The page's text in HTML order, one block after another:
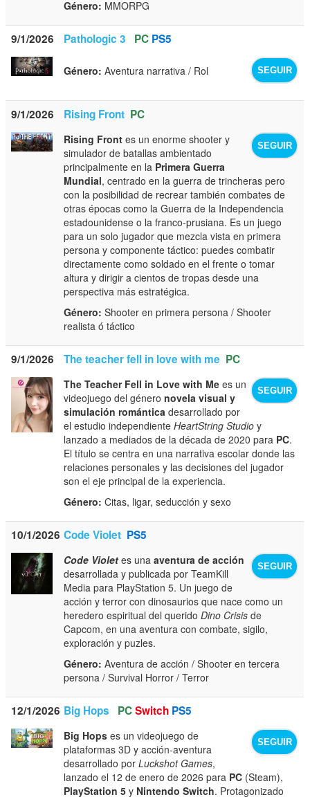
Género: MMORPG
9/1/2026 Pathologic 3 PC PS5
SEGUIR
Género: Aventura narrativa / Rol
9/1/2026 Rising Front PC
SEGUIR
Rising Front es un enorme shooter y
simulador de batallas ambientado
principalmente en la Primera Guerra
Mundial, centrado en la guerra de trincheras pero
con la posibilidad de recrear también combates de
otras épocas como la Guerra de la Independencia
estadounidense o la franco‑prusiana. Es un juego
para un solo jugador que mezcla vista en primera
persona y componente táctico: puedes combatir
directamente como soldado en el frente o tomar
altura y dirigir a cientos de tropas desde una
perspectiva más estratégica.
Género: Shooter en primera persona / Shooter
realista ó táctico
9/1/2026 The teacher fell in love with me PC
SEGUIR
The Teacher Fell in Love with Me es un
videojuego del géneronovela visual y
simulación romántica desarrollado por
el estudio independienteHeartString Studio y
lanzado a mediados de la década de 2020 para PC.
El título se centra en una narrativa escolar donde las
relaciones personales y las decisiones del jugador
son el eje principal de la experiencia.
Género: Citas, ligar, seducción y sexo
10/1/2026 Code Violet PS5
SEGUIR
Code Violet es unaaventura de acción
desarrollada y publicada por TeamKill
Media para PlayStation 5. Un juego de
acción y terror con dinosaurios que nace como un
heredero espiritual del queridoDino Crisis de
Capcom, en una aventura con combate, sigilo,
exploración y puzles.
Género: Aventura de acción / Shooter en tercera
persona / Survival Horror / Terror
12/1/2026 Big Hops PCSwitch PS5
SEGUIR
Big Hops es un videojuego de
plataformas 3D y acción-aventura
desarrollado porLuckshot Games,
lanzado el 12 de enero de 2026 para PC (Steam),
PlayStation 5 y Nintendo Switch. Protagonizado